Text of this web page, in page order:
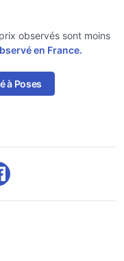
observés sont moins
en France.
à Poses